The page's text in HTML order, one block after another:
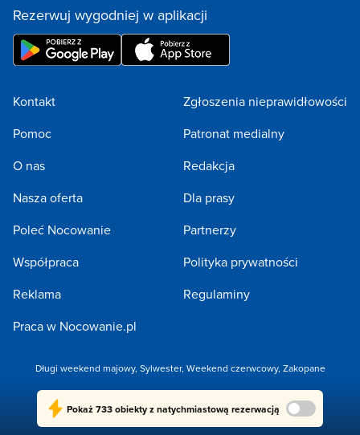
Pokaż733 obiektyz natychmiastową rezerwacją
Rezerwuj wygodniej w aplikacji
Kontakt
Pomoc
O nas
Nasza oferta
Poleć Nocowanie
Współpraca
Reklama
Praca w Nocowanie.pl
Zgłoszenia nieprawidłowości
Patronat medialny
Redakcja
Dla prasy
Partnerzy
Polityka prywatności
Regulaminy
Długi weekend majowy, Sylwester, Weekend czerwcowy, Zakopane
Copyright 2005-2026 by NOCOWANIE.PL Sp. z o.o.